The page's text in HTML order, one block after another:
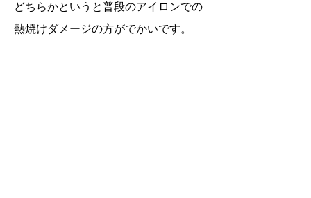
どちらかというと普段のアイロンでの
熱焼けダメージの方がでかいです。